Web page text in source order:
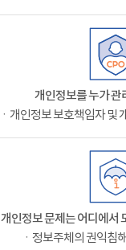
개인정보를 누가 관
ㆍ개인정보 보호책임자 및
개인정보 문제는 어디에서
ㆍ정보주체의 권익침